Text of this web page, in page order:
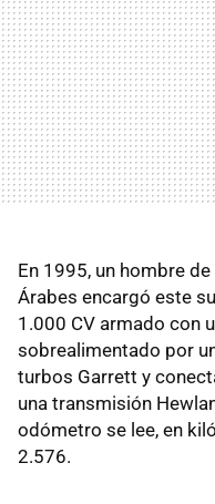
En 1995, un hombre
Árabes encargó este
1.000 CV armado con
sobrealimentado por
turbos Garrett y
una transmisión
odómetro se lee, en
2.576.